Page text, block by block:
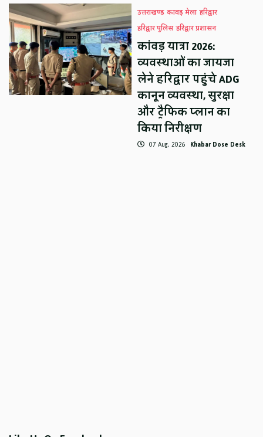
उत्तराखण्ड कावड़ मेला हरिद्वार
हरिद्वार पुलिस हरिद्वार प्रशासन
कांवड़ यात्रा 2026:
व्यवस्थाओं का जायजा
लेने हरिद्वार पहुंचे ADG
कानून व्यवस्था, सुरक्षा
और ट्रैफिक प्लान का
किया निरीक्षण
07 Aug, 2026 Khabar Dose Desk